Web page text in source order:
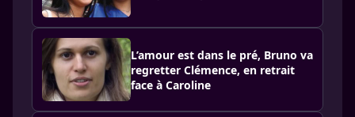
L’amour est dans le pré, Bruno va
regretter Clémence, en retrait
face à Caroline